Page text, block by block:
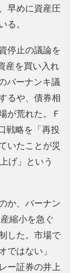
早めに資産圧
る。
停止の議論を
産を買い入れ
バーナンキ議
るや、債券相
が荒れた。Ｆ
戦略を「再投
いたことが災
げ」という
か、バーナン
縮小を急ぐ
した。市場で
ではない」
ー証券の井上